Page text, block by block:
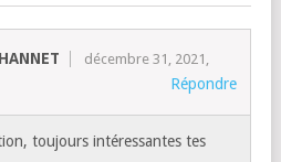
décembre 31, 2021,
Répondre
toujours intéressantes tes